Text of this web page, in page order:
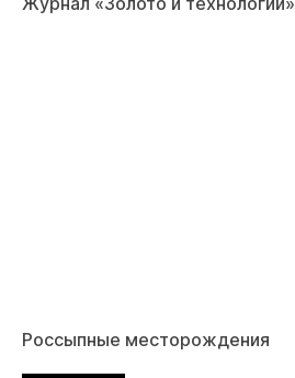
Россыпные месторождения